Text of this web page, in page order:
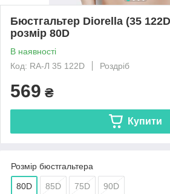
Бюстгальтер Diorella (35
розмір 80D
В наявності
Код: RA-Л 35 122D
Роздріб
569 ₴
Купити
Розмір бюстгальтера
80D 85D 75D 90D